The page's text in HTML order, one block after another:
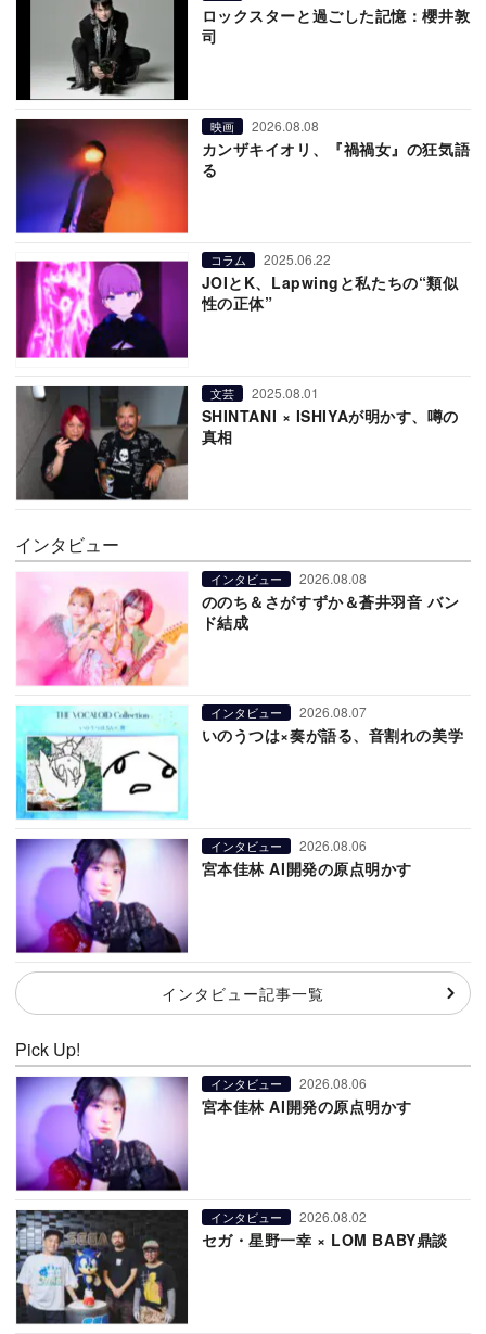
ロックスターと過ごした記憶：櫻井敦
司
映画 2026.08.08
カンザキイオリ、『禍禍女』の狂気語
る
コラム 2025.06.22
JOIとK、Lapwingと私たちの“類似
性の正体”
文芸 2025.08.01
SHINTANI × ISHIYAが明かす、噂の
真相
インタビュー
インタビュー 2026.08.08
ののち＆さがすずか＆蒼井羽音 バン
ド結成
インタビュー 2026.08.07
いのうつは×奏が語る、音割れの美学
インタビュー 2026.08.06
宮本佳林 AI開発の原点明かす
インタビュー記事一覧
Pick Up!
インタビュー 2026.08.06
宮本佳林 AI開発の原点明かす
インタビュー 2026.08.02
セガ・星野一幸 × LOM BABY鼎談